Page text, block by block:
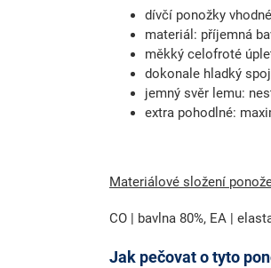
dívčí ponožky
materiál: příjemná
měkký celofroté
dokonale hladký
jemný svěr lemu:
extra pohodlné:
Materiálové složení
CO | bavlna 80%, EA |
Jak pečovat o tyto